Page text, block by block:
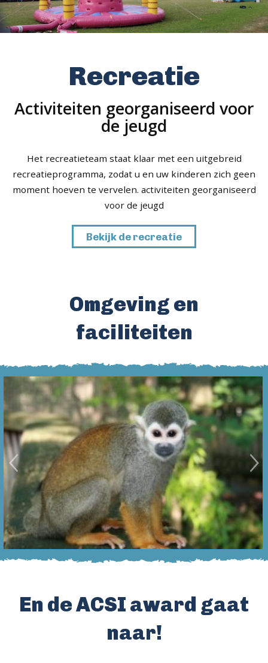
Recreatie
Activiteiten georganiseerd voor
de jeugd
Het recreatieteam staat klaar met een uitgebreid
recreatieprogramma, zodat u en uw kinderen zich geen
moment hoeven te vervelen. activiteiten georganiseerd
voor de jeugd
Bekijk de recreatie
Omgeving en
faciliteiten
En de ACSI award gaat
naar!